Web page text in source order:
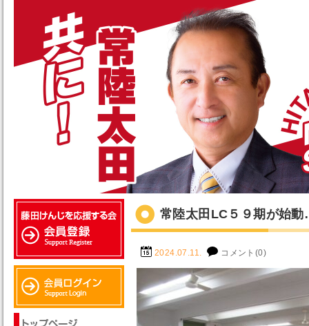
常陸太田LC５９期が始
2024.07.11. コメント(0)